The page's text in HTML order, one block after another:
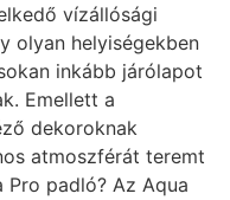
vízállósági
olyan helyiségekben
inkább járólapot
Emellett a
dekoroknak
atmoszférát teremt
Pro padló? Az Aqua